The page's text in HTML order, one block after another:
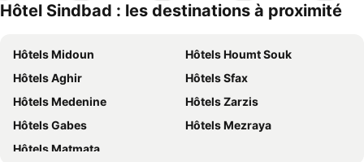
Hôtel Sindbad : les destinations à proximité
Hôtels Midoun
Hôtels Houmt Souk
Hôtels Aghir
Hôtels Sfax
Hôtels Medenine
Hôtels Zarzis
Hôtels Gabes
Hôtels Mezraya
Hôtels Matmata